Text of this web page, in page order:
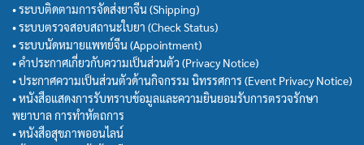
• ระบบติดตามการจัดส่งยาจีน (Shipping)
• ระบบตรวจสอบสถานะใบยา (Check Status)
• ระบบนัดหมายแพทย์จีน (Appointment)
• คำประกาศเกี่ยวกับความเป็นส่วนตัว (Privacy Notice)
• ประกาศความเป็นส่วนตัวด้านกิจกรรม นิทรรศการ (Event Privacy Notice)
• หนังสือแสดงการรับทราบข้อมูลและความยินยอมรับการตรวจรักษา
พยาบาล การทำหัตถการ
• หนังสือสุขภาพออนไลน์